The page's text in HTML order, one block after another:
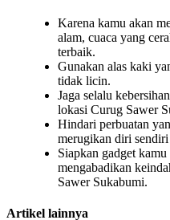
Karena kamu akan
alam, cuaca yang
terbaik.
Gunakan alas kaki
tidak licin.
Jaga selalu
lokasi Curug Sawer
Hindari perbuatan
merugikan diri
Siapkan gadget
mengabadikan
Sawer Sukabumi.
Artikel lainnya